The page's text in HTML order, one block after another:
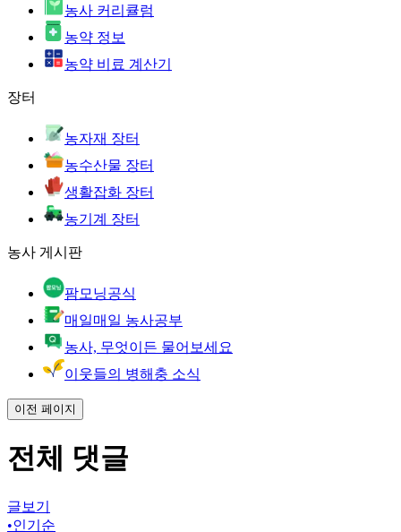
농사 커리큘럼
농약 정보
농약 비료 계산기
장터
농자재 장터
농수산물 장터
생활잡화 장터
농기계 장터
농사 게시판
팜모닝공식
매일매일 농사공부
농사, 무엇이든 물어보세요
이웃들의 병해충 소식
이전 페이지
전체 댓글
글보기
•인기순